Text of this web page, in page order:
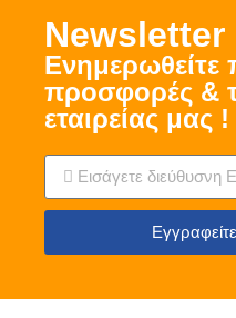
Νewsletter
Ενημερωθείτε
προσφορές &
εταιρείας μας !